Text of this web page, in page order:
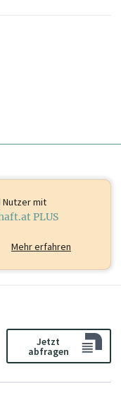
Nutzer mit
PLUS
Mehr erfahren
Jetzt
abfragen